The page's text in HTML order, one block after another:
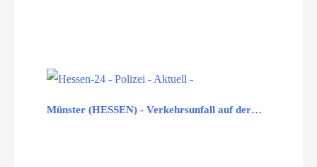
Münster (HESSEN) - Verkehrsunfall auf der…